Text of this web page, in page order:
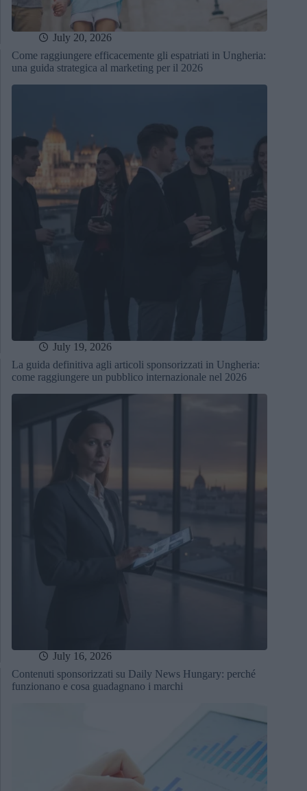
July 20, 2026
Come raggiungere efficacemente gli espatriati in Ungheria:
una guida strategica al marketing per il 2026
July 19, 2026
La guida definitiva agli articoli sponsorizzati in Ungheria:
come raggiungere un pubblico internazionale nel 2026
July 16, 2026
Contenuti sponsorizzati su Daily News Hungary: perché
funzionano e cosa guadagnano i marchi